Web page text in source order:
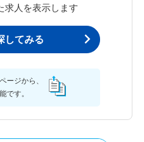
求人を表示します
してみる
ージから、
です。